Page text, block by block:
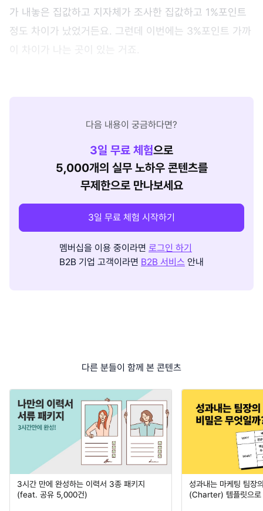
가 내놓은 집값하고 지자체가 조사한 집값하고 1%포인트
정도 차이가 났었거든요. 그런데 이번에는 3%포인트 가까
이 차이가 나는 곳이 있는 거죠.
다음 내용이 궁금하다면?
3일 무료 체험으로
5,000개의 실무 노하우 콘텐츠를
무제한으로 만나보세요
3일 무료 체험 시작하기
멤버십을 이용 중이라면 로그인 하기
B2B 기업 고객이라면 B2B 서비스 안내
다른 분들이 함께 본 콘텐츠
3시간 만에 완성하는 이력서 3종 패키지
(feat. 공유 5,000건)
성과내는 마케팅 팀장
(Charter) 템플릿으로